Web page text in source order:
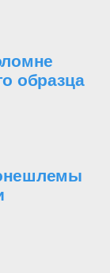
образца